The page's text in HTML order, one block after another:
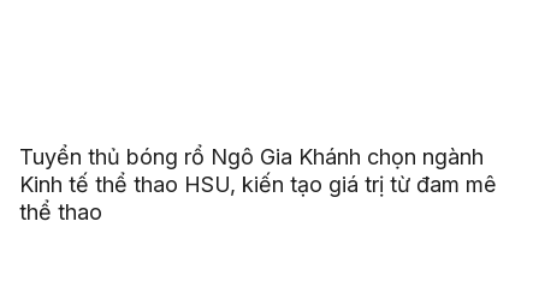
Tuyển thủ bóng rổ Ngô Gia Khánh chọn ngành
Kinh tế thể thao HSU, kiến tạo giá trị từ đam mê
thể thao